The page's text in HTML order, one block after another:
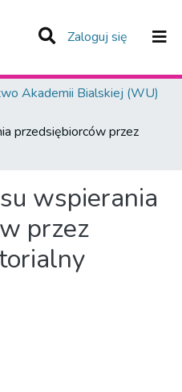
Zaloguj się (current)
Akademii Bialskiej (WU)
przedsiębiorców przez
wspierania
przez